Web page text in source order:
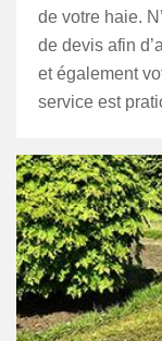
de votre haie.
de devis afin
et également
service est